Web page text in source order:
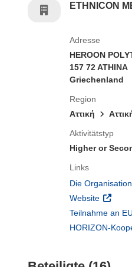
ETHNICON
Adresse
HEROON
157 72 ATHINA
Griechenland
Region
Αττική
Aktivitätstyp
Higher or
Links
Die
Website (öffnet
Teilnahme an
HORIZON-